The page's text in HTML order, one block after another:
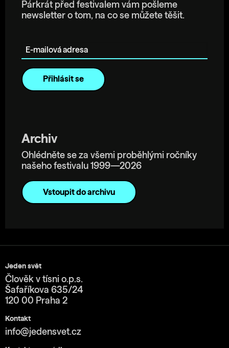
Párkrát před festivalem vám pošleme
newsletter o tom, na co se můžete těšit.
Archiv
Ohlédněte se za všemi proběhlými ročníky
našeho festivalu 1999—2026
Vstoupit do archivu
Jeden svět
Člověk v tísni o.p.s.
Šafaříkova 635/24
120 00 Praha 2
Kontakt
info@jedensvet.cz